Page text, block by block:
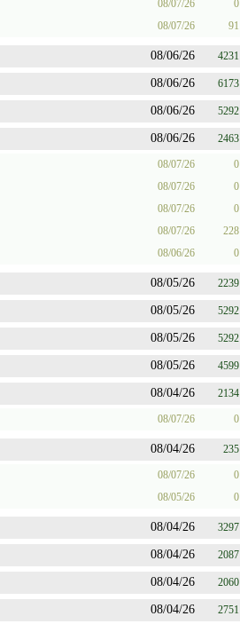
08/07/26 0
08/07/26 91
08/06/26 4231
08/06/26 6173
08/06/26 5292
08/06/26 2463
08/07/26 0
08/07/26 0
08/07/26 0
08/07/26 228
08/06/26 0
08/05/26 2239
08/05/26 5292
08/05/26 5292
08/05/26 4599
08/04/26 2134
08/07/26 0
08/04/26 235
08/07/26 0
08/05/26 0
08/04/26 3297
08/04/26 2087
08/04/26 2060
08/04/26 2751